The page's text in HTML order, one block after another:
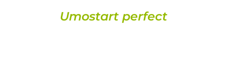
Umostart perfect